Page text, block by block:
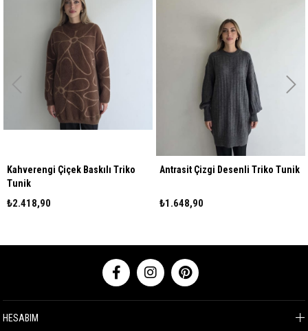
Kahverengi Çiçek Baskılı Triko
Tunik
₺2.418,90
Antrasit Çizgi Desenli Triko Tunik
₺1.648,90
HESABIM